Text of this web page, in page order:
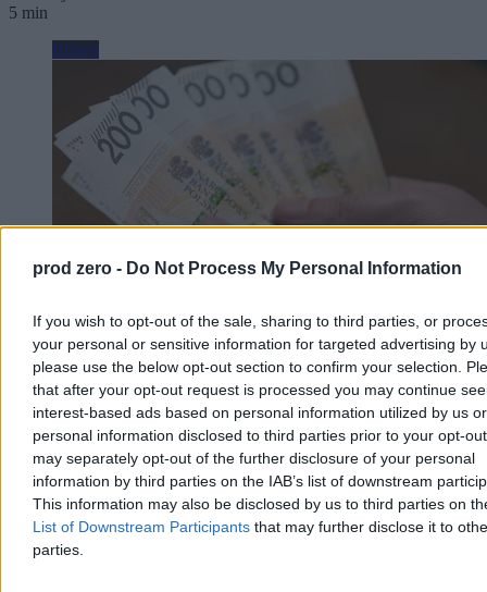
prod zero - Do Not Process My Personal Information
If you wish to opt-out of the sale, sharing to third parties, or
your personal or sensitive information for targeted advertising by
please use the below opt-out section to confirm your selection.
that after your opt-out request is processed you may continue
interest-based ads based on personal information utilized by us or
personal information disclosed to third parties prior to your opt-
may separately opt-out of the further disclosure of your personal
information by third parties on the IAB’s list of downstream
This information may also be disclosed by us to third parties on
List of Downstream Participants that may further disclose it to
parties.
5 min
Biznes
Polacy będą masowo zakładać nowe konta?
Minister obiecuje wielkie korzyści
Ustawę o osobistych kontach inwestycyjnych (OKI) musi jeszcze
podpisać prezydent, ale instytucje finansowe już szykują się na
wprowadzenie nowego instrumentu do swojej oferty. Minister
finansów Andrzej Domański podkreśla jego korzyści. Według
szacunków ekspertów OKI może otworzyć w ciągu pierwszych
trzech lat aż 2,1 mln klientów, a wartość aktywów może w tym